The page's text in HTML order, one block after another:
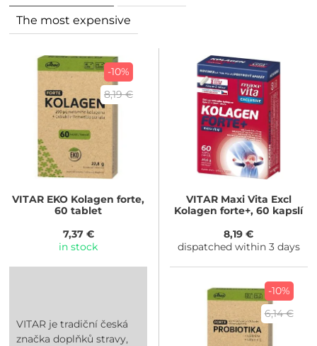
The most expensive
-10%
8,19 €
VITAR EKO Kolagen forte,
60 tablet
7,37 €
in stock
VITARMaxi Vita Excl
Kolagen forte+, 60 kapslí
8,19 €
dispatched within 3 days
VITAR je tradiční česká
značka doplňků stravy,
-10%
6,14 €